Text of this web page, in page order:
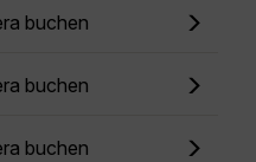
buchen
buchen
buchen